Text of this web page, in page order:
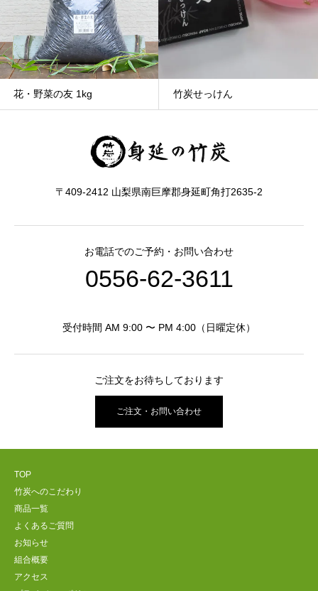
花・野菜の友 1kg 竹炭せっけん
〒409-2412 山梨県南巨摩郡身延町角打2635-2
お電話でのご予約・お問い合わせ
0556-62-3611
受付時間 AM 9:00 〜 PM 4:00（日曜定休）
ご注文をお待ちしております
ご注文・お問い合わせ
TOP
竹炭へのこだわり
商品一覧
よくあるご質問
お知らせ
組合概要
アクセス